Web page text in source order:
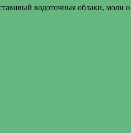
водоточныя облаки, моли